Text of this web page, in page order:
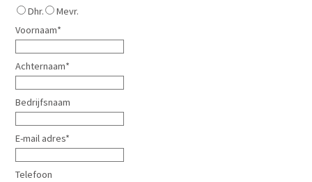
Dhr.
Mevr.
Voornaam*
Achternaam*
Bedrijfsnaam
E-mail adres*
Telefoon